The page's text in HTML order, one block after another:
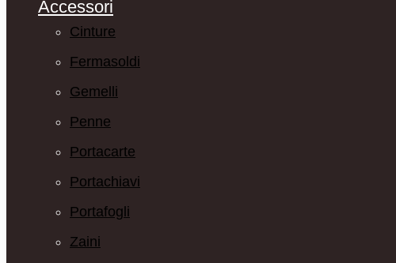
Accessori
Cinture
Fermasoldi
Gemelli
Penne
Portacarte
Portachiavi
Portafogli
Zaini